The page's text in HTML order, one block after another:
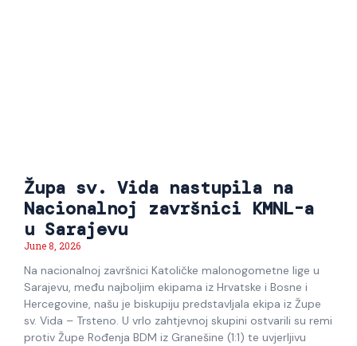
Župa sv. Vida nastupila na
Nacionalnoj završnici KMNL-a
u Sarajevu
June 8, 2026
Na nacionalnoj završnici Katoličke malonogometne lige u
Sarajevu, među najboljim ekipama iz Hrvatske i Bosne i
Hercegovine, našu je biskupiju predstavljala ekipa iz Župe
sv. Vida – Trsteno. U vrlo zahtjevnoj skupini ostvarili su remi
protiv Župe Rođenja BDM iz Granešine (1:1) te uvjerljivu